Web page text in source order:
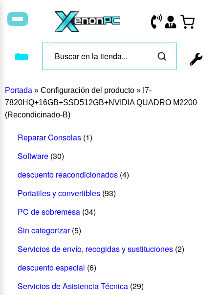
Portada » Configuración del producto » I7-
7820HQ+16GB+SSD512GB+NVIDIA QUADRO M2200
(Recondicinado-B)
Reparar Consolas (1)
Software (30)
descuento reacondicionados (4)
Portatiles y convertibles (93)
PC de sobremesa (34)
Sin categorizar (5)
Servicios de envío, recogidas y sustituciones (2)
descuento especial (6)
Servicios de Asistencia Técnica (29)